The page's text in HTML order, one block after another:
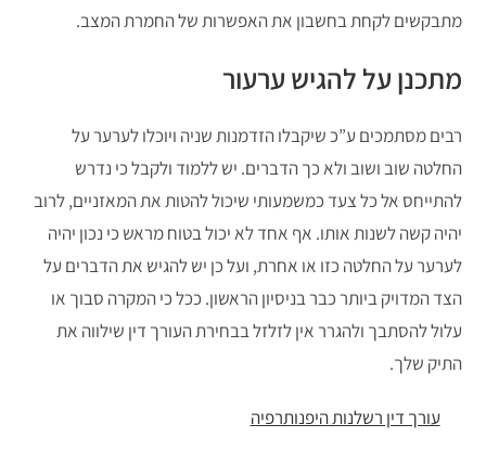
מתבקשים לקחת בחשבון את האפשרות של החמרת המצב.
מתכנן על להגיש ערעור
רבים מסתמכים ע”כ שיקבלו הזדמנות שניה ויוכלו לערער על
החלטה שוב ושוב ולא כך הדברים. יש ללמוד ולקבל כי נדרש
להתייחס אל כל צעד כמשמעותי שיכול להטות את המאזניים, לרוב
יהיה קשה לשנות אותו. אף אחד לא יכול בטוח מראש כי נכון יהיה
לערער על החלטה כזו או אחרת, ועל כן יש להגיש את הדברים על
הצד המדויק ביותר כבר בניסיון הראשון. ככל כי המקרה סבוך או
עלול להסתבך ולהגרר אין לזלזל בבחירת העורך דין שילווה את
התיק שלך.
עורך דין רשלנות היפנותרפיה